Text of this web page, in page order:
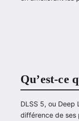
Qu’est-ce
DLSS 5, ou Deep
différence de ses